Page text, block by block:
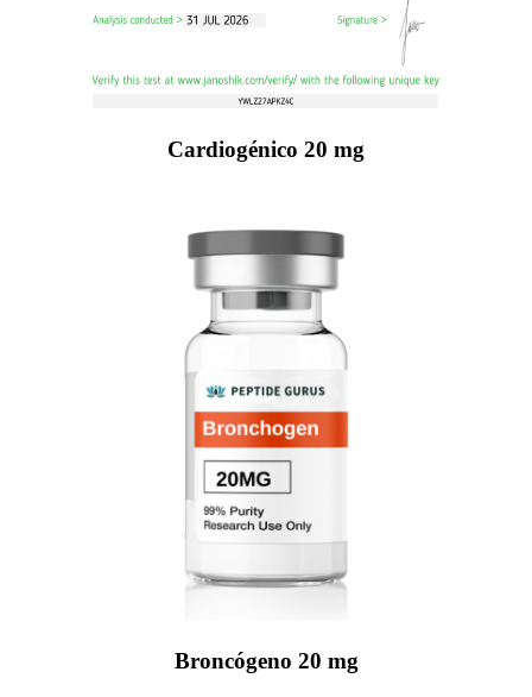
Cardiogénico 20 mg
Broncógeno 20 mg